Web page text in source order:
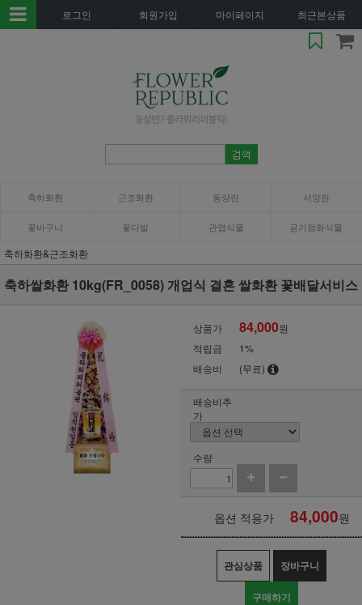
로그인 회원가입 마이페이지 최근본상품
축하화환 근조화환 동양란 서양란
꽃바구니 꽃다발 관엽식물 공기정화식물
축하화환&근조화환
축하쌀화환 10kg(FR_0058) 개업식 결혼 쌀화환 꽃배달서비스
상품가 84,000원
적립금
1%
배송비
(무료)
배송비추
가
수량
옵션 적용가 84,000원
관심상품 장바구니
구매하기